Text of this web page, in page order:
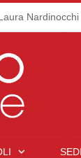
Nardinocchi